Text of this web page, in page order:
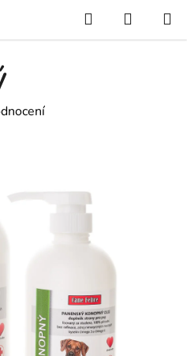
Hledat
KOŠÍK